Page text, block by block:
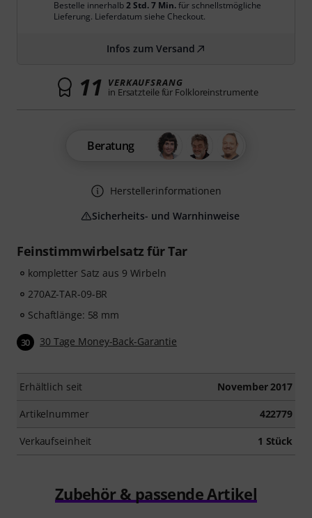
Feinstimmwirbelsatz für Tar
kompletter Satz aus 9 Wirbeln
270AZ-TAR-09-BR
Schaftlänge: 58 mm
30 30 Tage Money-Back-Garantie
Erhältlich seit November 2017
Artikelnummer 422779
Verkaufseinheit 1 Stück
Bestelle innerhalb2 Std. 7 Min.für schnellstmögliche
Lieferung. Lieferdatum siehe Checkout.
Infos zum Versand
11 VERKAUFSRANG
in Ersatzteile für Folkloreinstrumente
Beratung
Herstellerinformationen
Sicherheits- und Warnhinweise
Zubehör & passende Artikel